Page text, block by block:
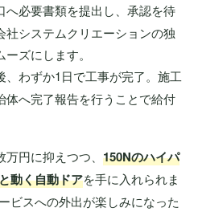
へ必要書類を提出し、承認を待
社システムクリエーションの独
ズにします。
、わずか1日で工事が完了。施工
体へ完了報告を行うことで給付
円に抑えつつ、 150Nのハイパ
動く自動ドアを手に入れられま
ビスへの外出が楽しみになった